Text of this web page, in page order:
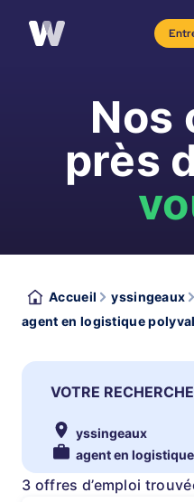
Nos
près
Accueil
yssingeaux
agent en logistique
VOTRE
yssingeaux
agent en
3 offres d’emploi